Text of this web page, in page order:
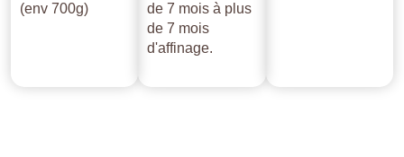
(env 700g)
de 7 mois à plus
de 7 mois
d'affinage.